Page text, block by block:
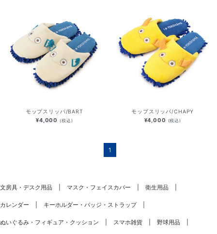
モップスリッパ/BART
¥4,000 (税込)
モップスリッパ/CHAPY
¥4,000 (税込)
1
文房具・デスク用品 マスク・フェイスカバー 衛生用品
カレンダー キーホルダー・バッジ・ストラップ
ぬいぐるみ・フィギュア・クッション スマホ雑貨 野球用品